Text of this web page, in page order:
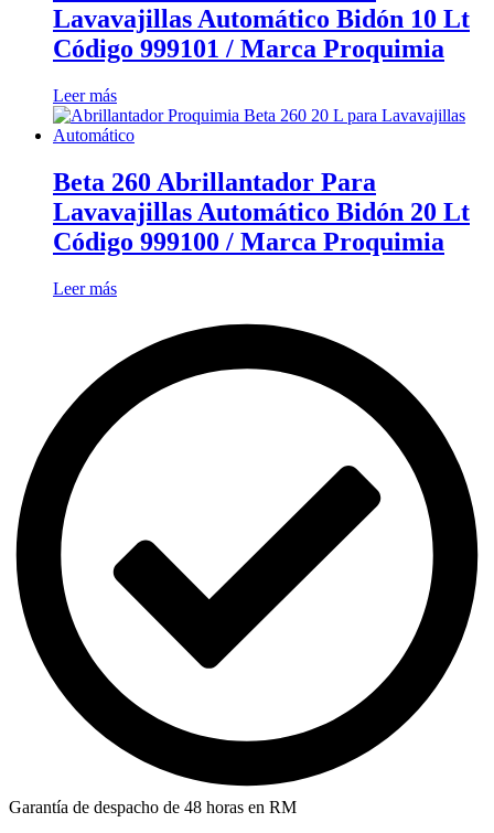
Lavavajillas Automático Bidón 10 Lt
Código 999101 / Marca Proquimia
Leer más
Beta 260 Abrillantador Para
Lavavajillas Automático Bidón 20 Lt
Código 999100 / Marca Proquimia
Leer más
Garantía de despacho de 48 horas en RM